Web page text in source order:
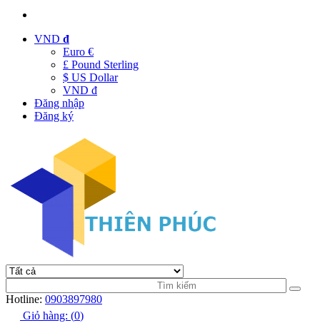
VND đ
Euro €
£ Pound Sterling
$ US Dollar
VND đ
Đăng nhập
Đăng ký
Hotline: 0903897980
Giỏ hàng: (0)